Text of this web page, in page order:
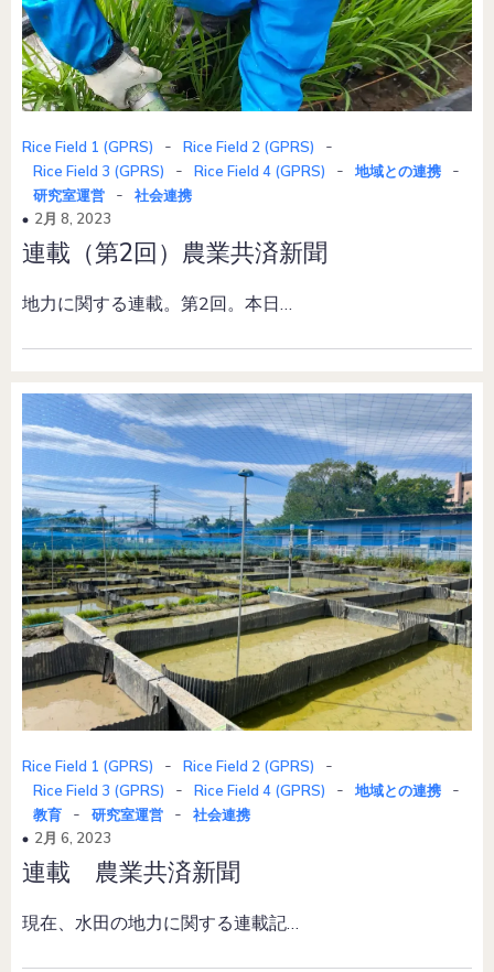
Rice Field 1 (GPRS) - Rice Field 2 (GPRS) -
Rice Field 3 (GPRS) - Rice Field 4 (GPRS) - 地域との連携 -
研究室運営 -
社会連携
2月 8, 2023
連載（第2回）農業共済新聞
地力に関する連載。第2回。本日…
Rice Field 1 (GPRS) - Rice Field 2 (GPRS) -
Rice Field 3 (GPRS) - Rice Field 4 (GPRS) - 地域との連携 -
教育 - 研究室運営 -
社会連携
2月 6, 2023
連載 農業共済新聞
現在、水田の地力に関する連載記…